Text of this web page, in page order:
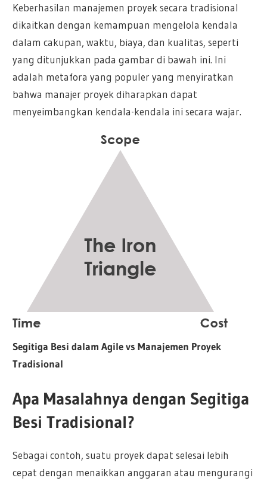
Keberhasilan manajemen proyek secara tradisional
dikaitkan dengan kemampuan mengelola kendala
dalam cakupan, waktu, biaya, dan kualitas, seperti
yang ditunjukkan pada gambar di bawah ini. Ini
adalah metafora yang populer yang menyiratkan
bahwa manajer proyek diharapkan dapat
menyeimbangkan kendala-kendala ini secara wajar.
Segitiga Besi dalam Agile vs Manajemen Proyek
Tradisional
Apa Masalahnya dengan Segitiga
Besi Tradisional?
Sebagai contoh, suatu proyek dapat selesai lebih
cepat dengan menaikkan anggaran atau mengurangi